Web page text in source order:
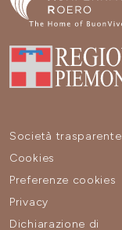
Società trasparente
Cookies
Preferenze cookies
Privacy
Dichiarazione di